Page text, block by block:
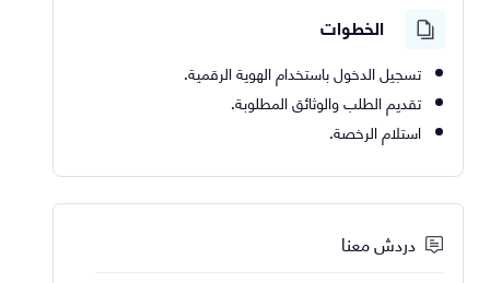
الخطوات
تسجيل الدخول باستخدام الهوية الرقمية.
تقديم الطلب والوثائق المطلوبة.
استلام الرخصة.
دردش معنا